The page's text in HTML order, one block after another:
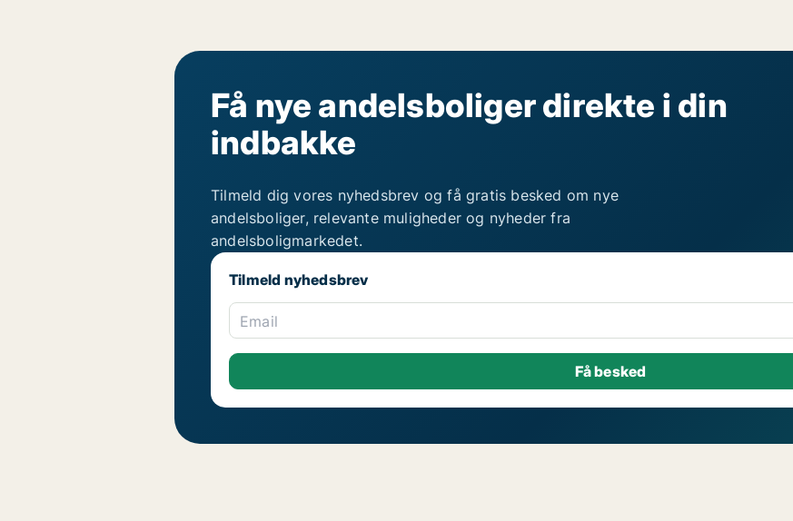
Få nye andelsboliger direkte i din
indbakke
Tilmeld dig vores nyhedsbrev og få gratis besked om nye
andelsboliger, relevante muligheder og nyheder fra
andelsboligmarkedet.
Tilmeld nyhedsbrev
Email